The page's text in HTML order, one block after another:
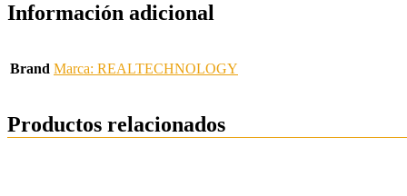
Información adicional
Brand Marca: REALTECHNOLOGY
Productos relacionados